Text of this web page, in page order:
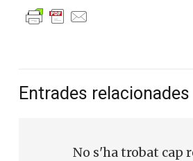
Entrades relacionades
No s'ha trobat cap